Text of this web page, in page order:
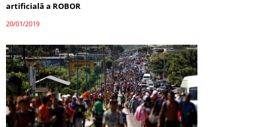
artificială a ROBOR
20/01/2019